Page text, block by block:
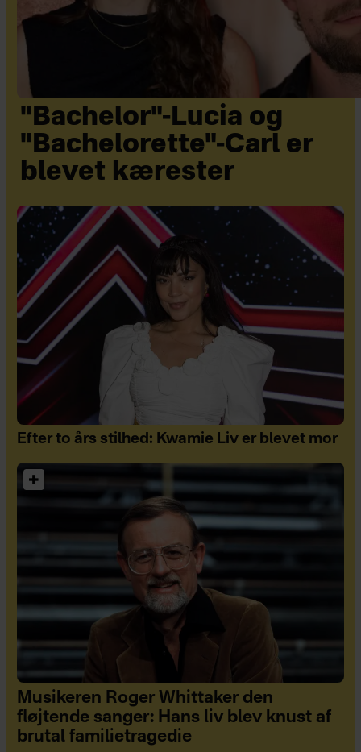
"Bachelor"-Lucia og
"Bachelorette"-Carl er
blevet kærester
Efter to års stilhed: Kwamie Liv er blevet mor
Musikeren Roger Whittaker den
fløjtende sanger: Hans liv blev knust af
brutal familietragedie